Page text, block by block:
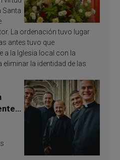
Santa
La ordenación tuvo lugar
antes tuvo que
a la Iglesia local con la
la identidad de las